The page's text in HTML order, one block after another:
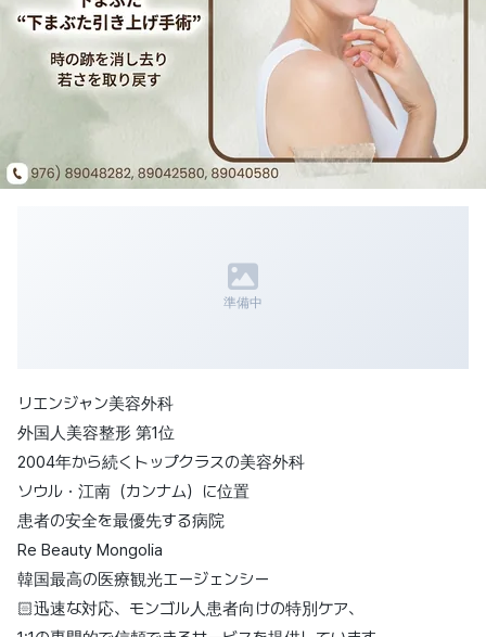
準備中
リエンジャン美容外科
外国人美容整形 第1位
2004年から続くトップクラスの美容外科
ソウル・江南（カンナム）に位置
患者の安全を最優先する病院
Re Beauty Mongolia
韓国最高の医療観光エージェンシー
🏻迅速な対応、モンゴル人患者向けの特別ケア、